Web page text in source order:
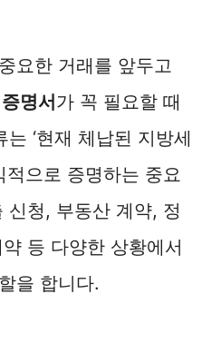
요한 거래를 앞두고
명서가 꼭 필요할 때
‘현재 체납된 지방세
적으로 증명하는 중요
신청, 부동산 계약, 정
등 다양한 상황에서
을 합니다.